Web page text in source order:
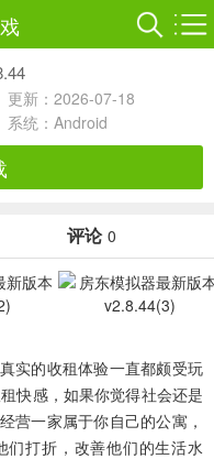
更新：2026-07-18
系统：Android
评论 0
实的收租体验一直都颇受玩
快感，如果你觉得社会还是
营一家属于你自己的公寓，
们打折，改善他们的生活水